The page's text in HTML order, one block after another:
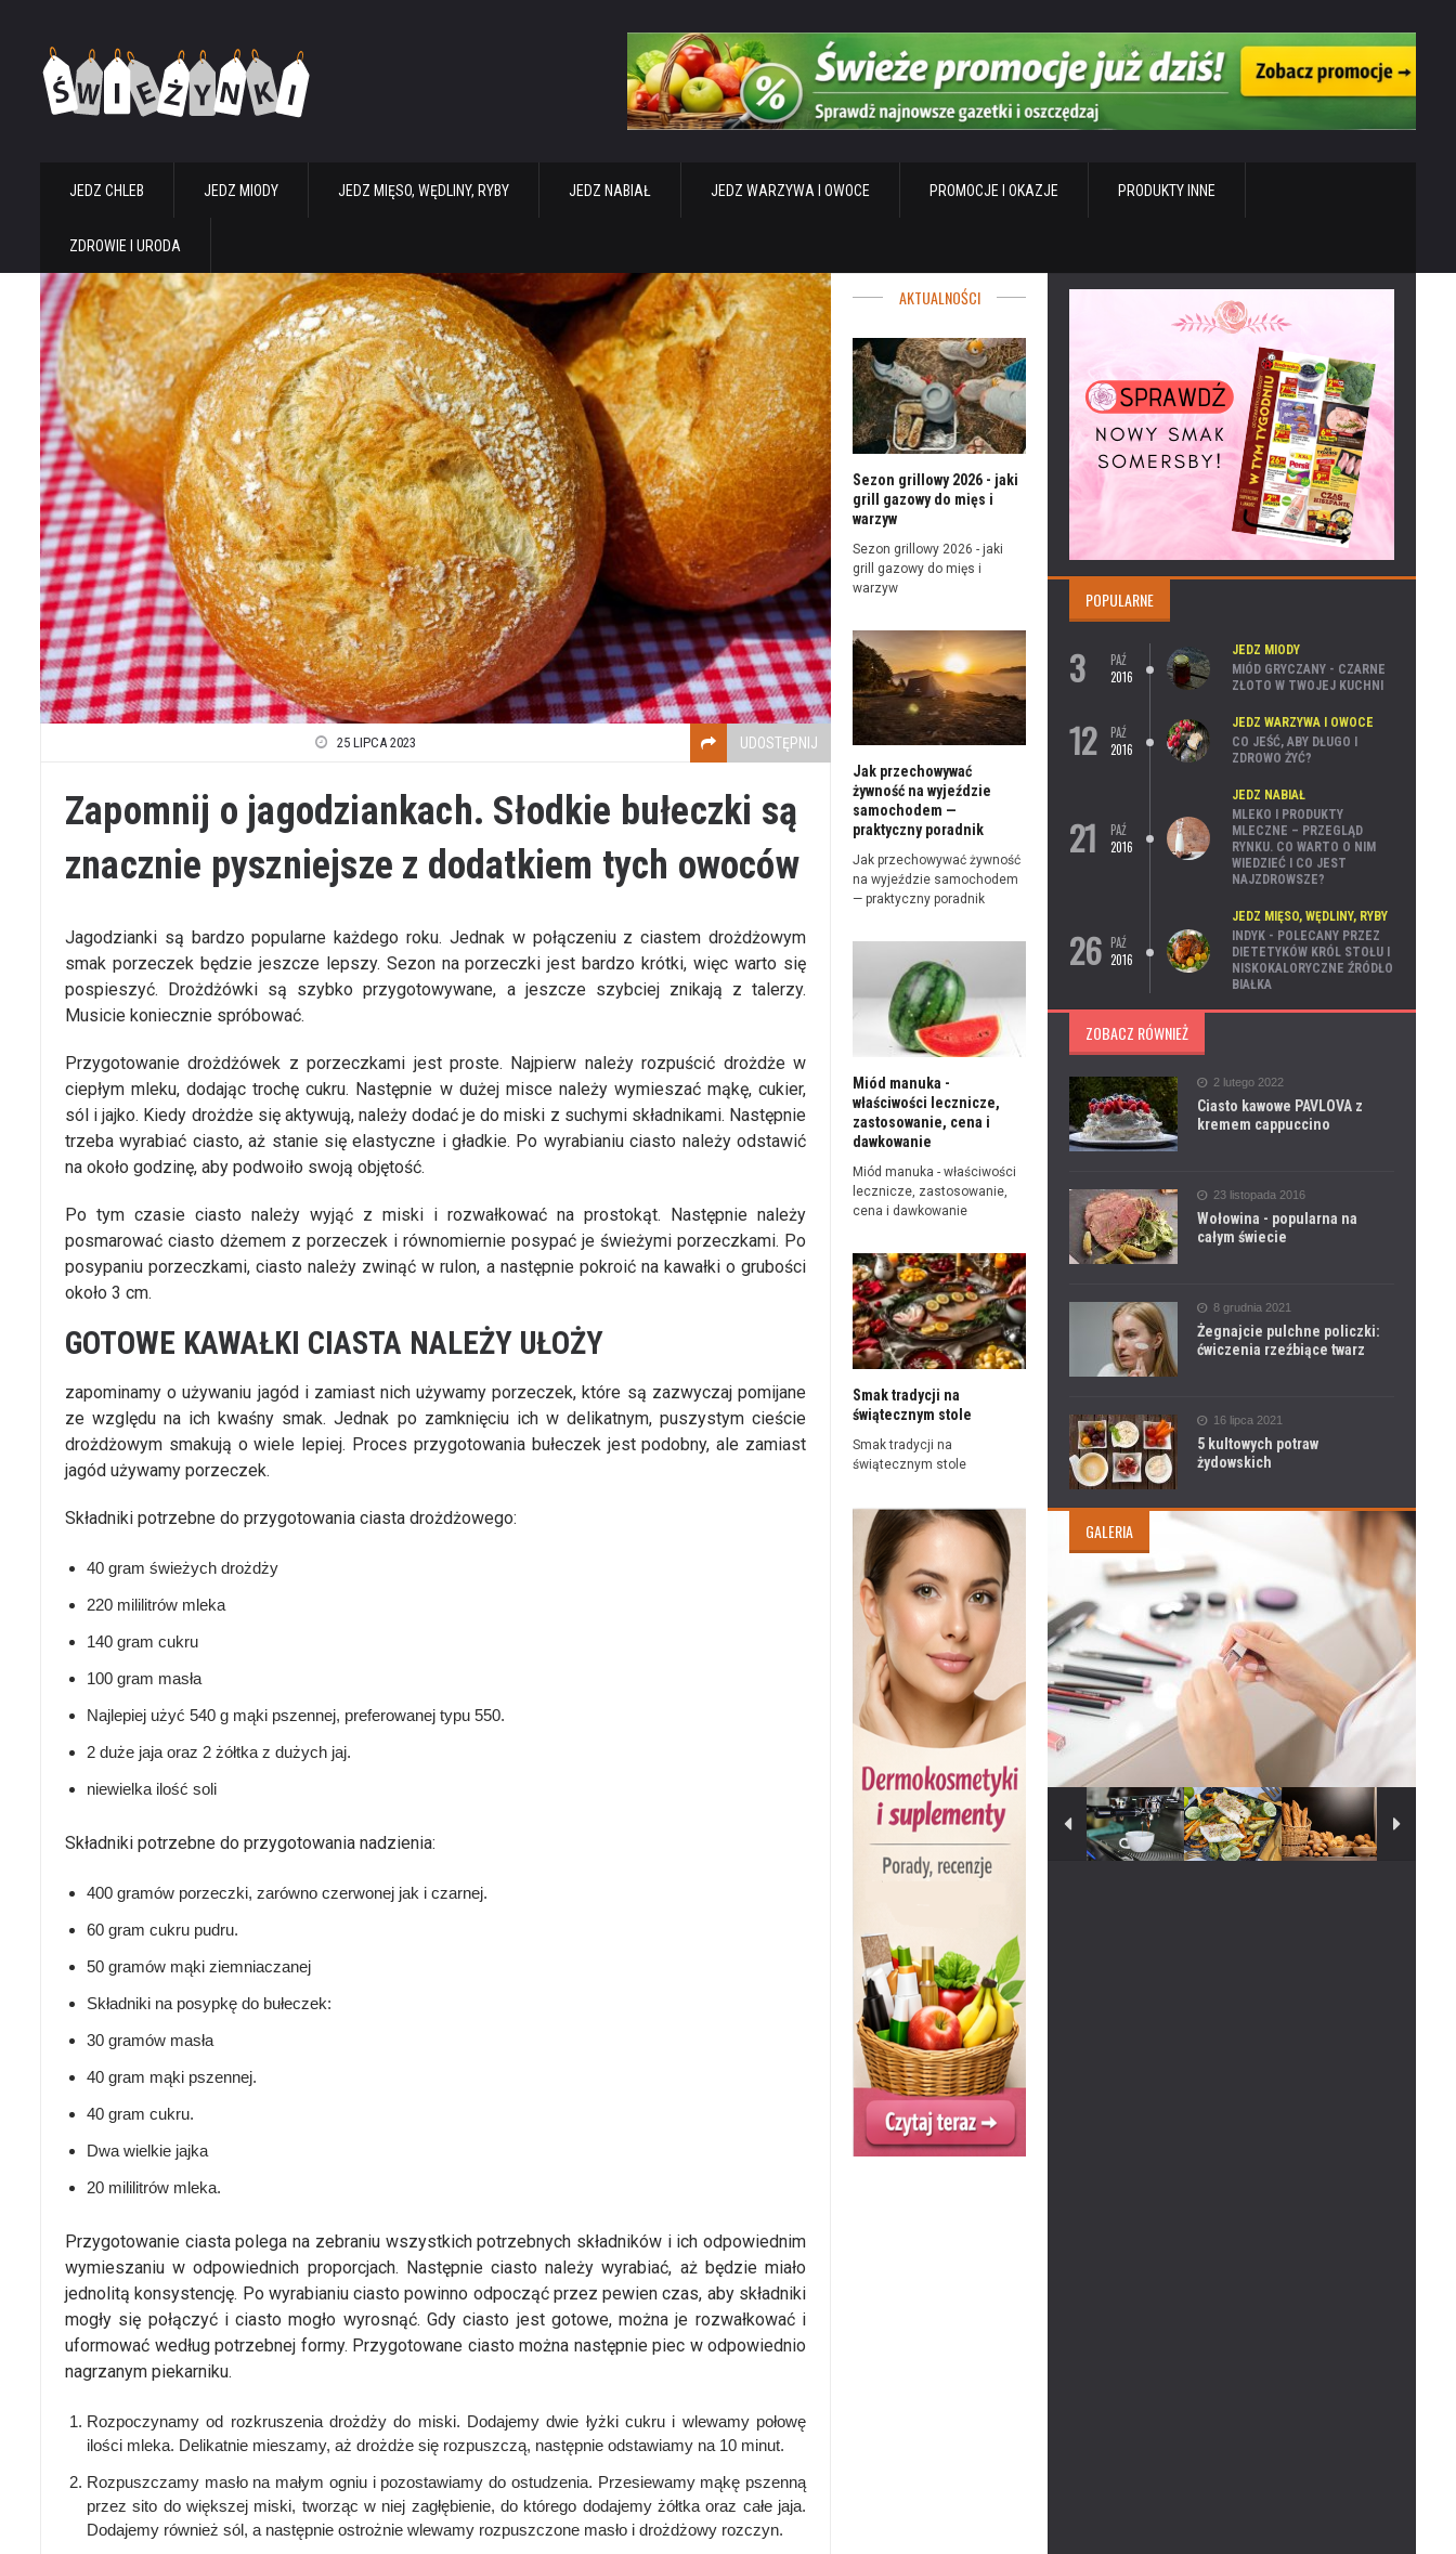
JEDZ CHLEB JEDZ MIODY JEDZ MIĘSO, WĘDLINY, RYBY JEDZ NABIAŁ JEDZ WARZYWA I OWOCE PROMOCJE I OKAZJE PRODUKTY INNE
ZDROWIE I URODA
25 LIPCA 2023 UDOSTĘPNIJ
Zapomnij o jagodziankach. Słodkie bułeczki są
znacznie pyszniejsze z dodatkiem tych owoców
Jagodzianki są bardzo popularne każdego roku. Jednak w połączeniu z ciastem drożdżowym
smak porzeczek będzie jeszcze lepszy. Sezon na porzeczki jest bardzo krótki, więc warto się
pospieszyć. Drożdżówki są szybko przygotowywane, a jeszcze szybciej znikają z talerzy.
Musicie koniecznie spróbować.
Przygotowanie drożdżówek z porzeczkami jest proste. Najpierw należy rozpuścić drożdże w
ciepłym mleku, dodając trochę cukru. Następnie w dużej misce należy wymieszać mąkę, cukier,
sól i jajko. Kiedy drożdże się aktywują, należy dodać je do miski z suchymi składnikami. Następnie
trzeba wyrabiać ciasto, aż stanie się elastyczne i gładkie. Po wyrabianiu ciasto należy odstawić
na około godzinę, aby podwoiło swoją objętość.
Po tym czasie ciasto należy wyjąć z miski i rozwałkować na prostokąt. Następnie należy
posmarować ciasto dżemem z porzeczek i równomiernie posypać je świeżymi porzeczkami. Po
posypaniu porzeczkami, ciasto należy zwinąć w rulon, a następnie pokroić na kawałki o grubości
około 3 cm.
GOTOWE KAWAŁKI CIASTA NALEŻY UŁOŻY
zapominamy o używaniu jagód i zamiast nich używamy porzeczek, które są zazwyczaj pomijane
ze względu na ich kwaśny smak. Jednak po zamknięciu ich w delikatnym, puszystym cieście
drożdżowym smakują o wiele lepiej. Proces przygotowania bułeczek jest podobny, ale zamiast
jagód używamy porzeczek.
Składniki potrzebne do przygotowania ciasta drożdżowego:
40 gram świeżych drożdży
220 mililitrów mleka
140 gram cukru
100 gram masła
Najlepiej użyć 540 g mąki pszennej, preferowanej typu 550.
2 duże jaja oraz 2 żółtka z dużych jaj.
niewielka ilość soli
Składniki potrzebne do przygotowania nadzienia:
400 gramów porzeczki, zarówno czerwonej jak i czarnej.
60 gram cukru pudru.
50 gramów mąki ziemniaczanej
Składniki na posypkę do bułeczek:
30 gramów masła
40 gram mąki pszennej.
40 gram cukru.
Dwa wielkie jajka
20 mililitrów mleka.
Przygotowanie ciasta polega na zebraniu wszystkich potrzebnych składników i ich odpowiednim
wymieszaniu w odpowiednich proporcjach. Następnie ciasto należy wyrabiać, aż będzie miało
jednolitą konsystencję. Po wyrabianiu ciasto powinno odpocząć przez pewien czas, aby składniki
mogły się połączyć i ciasto mogło wyrosnąć. Gdy ciasto jest gotowe, można je rozwałkować i
uformować według potrzebnej formy. Przygotowane ciasto można następnie piec w odpowiednio
nagrzanym piekarniku.
Rozpoczynamy od rozkruszenia drożdży do miski. Dodajemy dwie łyżki cukru i wlewamy połowę
ilości mleka. Delikatnie mieszamy, aż drożdże się rozpuszczą, następnie odstawiamy na 10 minut.
Rozpuszczamy masło na małym ogniu i pozostawiamy do ostudzenia. Przesiewamy mąkę pszenną
przez sito do większej miski, tworząc w niej zagłębienie, do którego dodajemy żółtka oraz całe jaja.
Dodajemy również sól, a następnie ostrożnie wlewamy rozpuszczone masło i drożdżowy rozczyn.
AKTUALNOŚCI
Sezon grillowy 2026 - jaki
grill gazowy do mięs i
warzyw
Sezon grillowy 2026 - jaki
grill gazowy do mięs i
warzyw
Jak przechowywać
żywność na wyjeździe
samochodem —
praktyczny poradnik
Jak przechowywać żywność
na wyjeździe samochodem
— praktyczny poradnik
Miód manuka -
właściwości lecznicze,
zastosowanie, cena i
dawkowanie
Miód manuka - właściwości
lecznicze, zastosowanie,
cena i dawkowanie
Smak tradycji na
świątecznym stole
Smak tradycji na
świątecznym stole
POPULARNE
3
PAŹ
2016
JEDZ MIODY
MIÓD GRYCZANY - CZARNE
ZŁOTO W TWOJEJ KUCHNI
12
PAŹ
2016
JEDZ WARZYWA I OWOCE
CO JEŚĆ, ABY DŁUGO I
ZDROWO ŻYĆ?
21
PAŹ
2016
JEDZ NABIAŁ
MLEKO I PRODUKTY
MLECZNE – PRZEGLĄD
RYNKU. CO WARTO O NIM
WIEDZIEĆ I CO JEST
NAJZDROWSZE?
26 PAŹ
2016
JEDZ MIĘSO, WĘDLINY, RYBY
INDYK - POLECANY PRZEZ
DIETETYKÓW KRÓL STOŁU I
NISKOKALORYCZNE ŹRÓDŁO
BIAŁKA
ZOBACZ RÓWNIEŻ
2 lutego 2022
Ciasto kawowe PAVLOVA z
kremem cappuccino
23 listopada 2016
Wołowina - popularna na
całym świecie
8 grudnia 2021
Żegnajcie pulchne policzki:
ćwiczenia rzeźbiące twarz
16 lipca 2021
5 kultowych potraw
żydowskich
GALERIA